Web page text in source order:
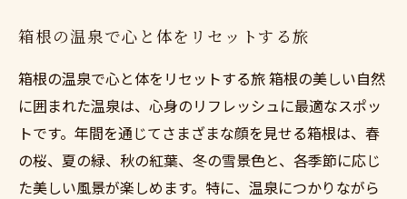
自然を楽しみながら暮らす小田原ライフの楽し
み方
箱根の温泉で心と体をリセットする旅
箱根の温泉で心と体をリセットする旅 箱根の美しい自然
に囲まれた温泉は、心身のリフレッシュに最適なスポッ
トです。年間を通じてさまざまな顔を見せる箱根は、春
の桜、夏の緑、秋の紅葉、冬の雪景色と、各季節に応じ
た美しい風景が楽しめます。特に、温泉につかりながら